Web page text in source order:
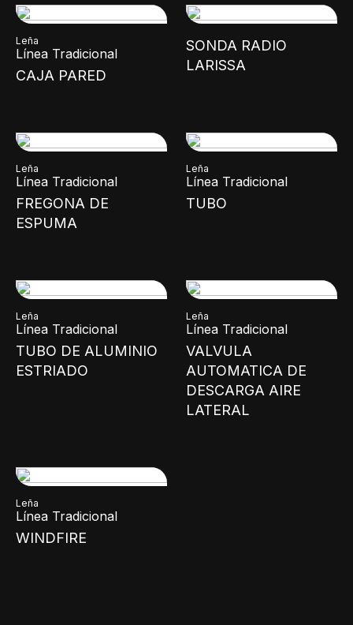
Leña
Línea Tradicional
CAJA PARED
SONDA RADIO
LARISSA
Leña
Línea Tradicional
FREGONA DE
ESPUMA
Leña
Línea Tradicional
TUBO
Leña
Línea Tradicional
TUBO DE ALUMINIO
ESTRIADO
Leña
Línea Tradicional
VALVULA
AUTOMATICA DE
DESCARGA AIRE
LATERAL
Leña
Línea Tradicional
WINDFIRE